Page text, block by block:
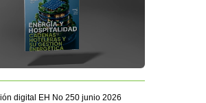
digital EH No 250 junio 2026